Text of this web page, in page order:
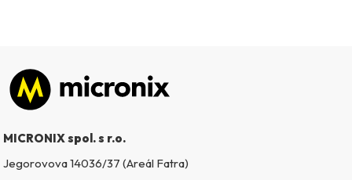
Zápätie
MICRONIX spol. s r.o.
Jegorovova 14036/37 (Areál Fatra)